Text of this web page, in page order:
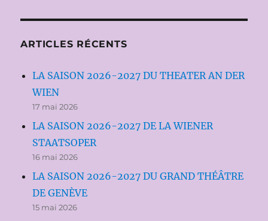
ARTICLES RÉCENTS
LA SAISON 2026-2027 DU THEATER AN DER
WIEN
17 mai 2026
LA SAISON 2026-2027 DE LA WIENER
STAATSOPER
16 mai 2026
LA SAISON 2026-2027 DU GRAND THÉÂTRE
DE GENÈVE
15 mai 2026